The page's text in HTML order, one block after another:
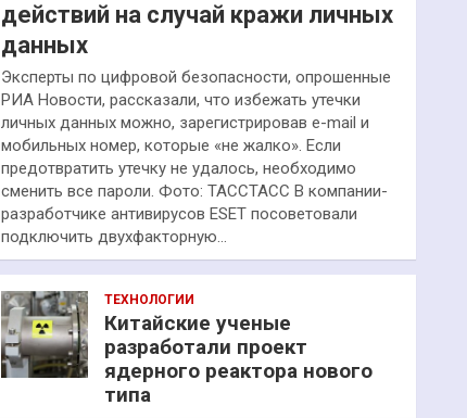
действий на случай кражи личных
данных
Эксперты по цифровой безопасности, опрошенные
РИА Новости, рассказали, что избежать утечки
личных данных можно, зарегистрировав e-mail и
мобильных номер, которые «не жалко». Если
предотвратить утечку не удалось, необходимо
сменить все пароли. Фото: ТАССТАСС В компании-
разработчике антивирусов ESET посоветовали
подключить двухфакторную…
ТЕХНОЛОГИИ
Китайские ученые
разработали проект
ядерного реактора нового
типа